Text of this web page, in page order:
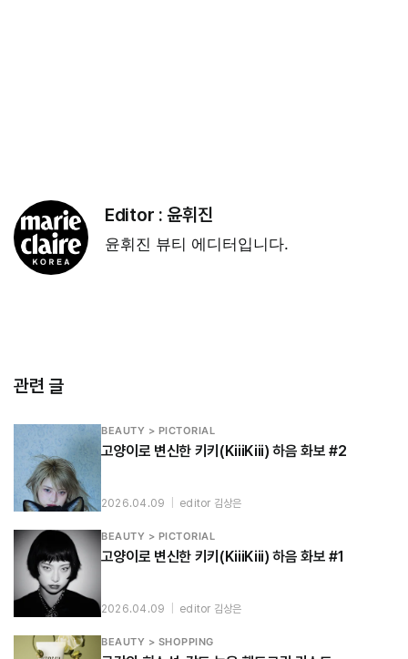
Editor :윤휘진
윤휘진 뷰티 에디터입니다.
관련 글
BEAUTY > PICTORIAL
고양이로 변신한 키키(KiiiKiii) 하음 화보 #2
2026.04.09 editor 김상은
BEAUTY > PICTORIAL
고양이로 변신한 키키(KiiiKiii) 하음 화보 #1
2026.04.09 editor 김상은
BEAUTY > SHOPPING